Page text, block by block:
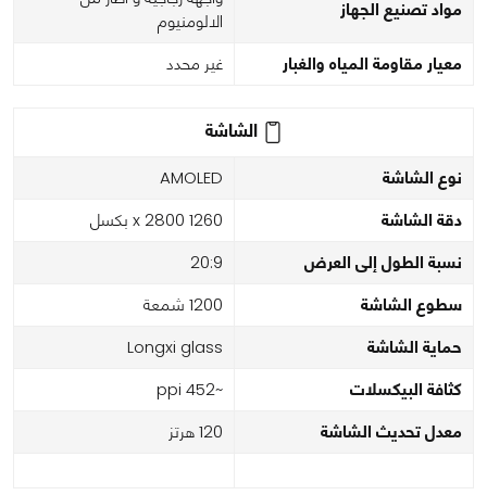
مواد تصنيع الجهاز
الالومنيوم
معيار مقاومة المياه والغبار غير محدد
الشاشة
نوع الشاشة AMOLED
دقة الشاشة 1260 x 2800 بكسل
نسبة الطول إلى العرض 20:9
سطوع الشاشة 1200 شمعة
حماية الشاشة Longxi glass
كثافة البيكسلات ~452 ppi
معدل تحديث الشاشة 120 هرتز